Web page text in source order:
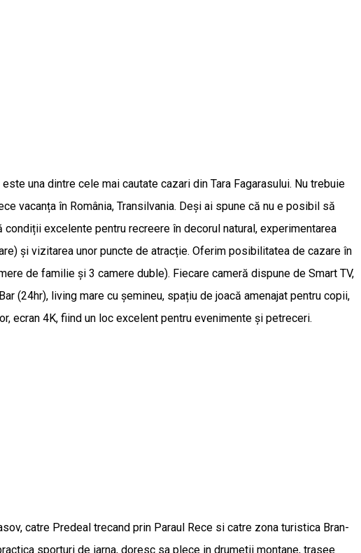
una dintre cele mai cautate cazari din Tara Fagarasului. Nu trebuie
vacanța în România, Transilvania. Deși ai spune că nu e posibil să
excelente pentru recreere în decorul natural, experimentarea
și vizitarea unor puncte de atracție. Oferim posibilitatea de cazare în
de familie și 3 camere duble). Fiecare cameră dispune de Smart TV,
(24hr), living mare cu șemineu, spațiu de joacă amenajat pentru copii,
ecran 4K, fiind un loc excelent pentru evenimente și petreceri.
catre Predeal trecand prin Paraul Rece si catre zona turistica Bran-
sporturi de iarna, doresc sa plece in drumetii montane, trasee